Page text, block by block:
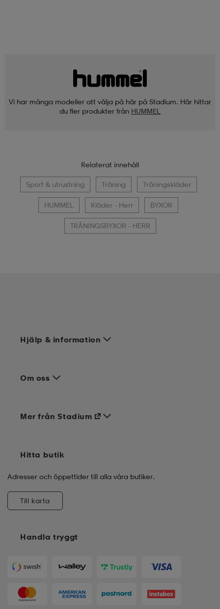
Vi har många modeller att välja på här på Stadium. Här hittar
du fler produkter från HUMMEL
Relaterat innehåll
Sport & utrustning Träning Träningskläder
HUMMEL Kläder - Herr BYXOR
TRÄNINGSBYXOR - HERR
Hjälp & information
Om oss
Handla tryggt
Mer från Stadium
Hitta butik
Adresser och öppettider till alla våra butiker.
Till karta